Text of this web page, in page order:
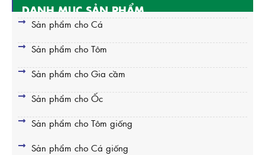
DANH MỤC SẢN PHẨM
Sản phẩm cho Cá
Sản phẩm cho Tôm
Sản phẩm cho Gia cầm
Sản phẩm cho Ốc
Sản phẩm cho Tôm giống
Sản phẩm cho Cá giống